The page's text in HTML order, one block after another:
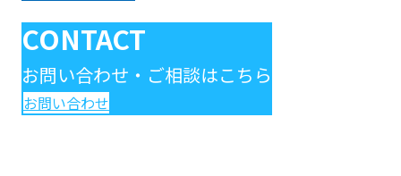
CONTACT
お問い合わせ・ご相談はこちら
お問い合わせ